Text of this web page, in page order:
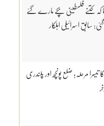
کہ کتنے فلسطینی بچے مارے گئے
سابق اسرائیلی اہلکار
تیسرا مرحلہ؛ ضلع پونچھ اور پلندری